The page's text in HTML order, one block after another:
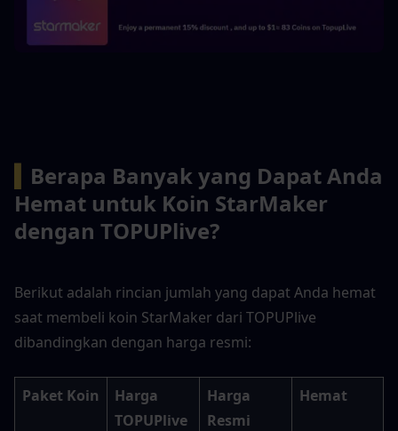
Berapa Banyak yang Dapat Anda
Hemat untuk Koin StarMaker
dengan TOPUPlive?
Berikut adalah rincian jumlah yang dapat Anda hemat
saat membeli koin StarMaker dari TOPUPlive
dibandingkan dengan harga resmi:
Paket Koin
Harga
TOPUPlive
Harga
Resmi
Hemat